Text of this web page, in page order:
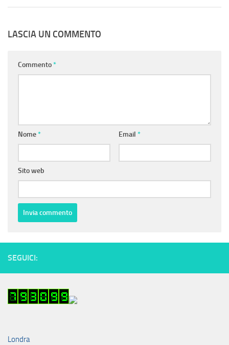
LASCIA UN COMMENTO
Commento*
Nome* Email *
Sito web
SEGUICI:
Londra